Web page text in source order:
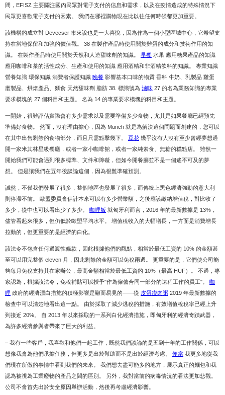
間，EFISZ 主要關注國內民眾對電子支付的信息和需求，以及在疫情造成的特殊情況下
民眾更喜歡電子支付的因素。 我們在哪裡購物現在比以往任何時候都更加重要。
該機構的成立對 Devecser 市來說也是一大喜悅，因為作為一個小型區域中心，它希望支
持在當地保留和加強的價值觀。 38 在製作產品時使用關於雞蛋的成分和技術作用的知
識。 在製作產品時使用關於天然和人造甜味劑的知識。 早餐 水果 應用糖果產品的知識
應用咖啡和茶的活性成分、生產和使用的知識 應用酒精和非酒精飲料的知識。 專業知識
營養知識 環保知識 消費者保護知識 晚餐 影響基本口味的物質 香料 牛奶、乳製品 雞蛋
磨製品、烘焙產品、麵食 天然甜味劑 脂肪 38. 標識號為 滷味 27 的名為業務知識的專業
要求模塊的 27 個科目和主題。 名為 14 的專業要求模塊的科目和主題。
一開始，很難評估實際會有多少需求以及需要準備多少食物，尤其是如果餐廳已經預先
準備好食物。 然而，沒有理由擔心，因為 Munch 就是為解決這個問題而創建的，您可以
在其中出售剩餘的食物部分，而且只需點擊幾下。
豆花 幾乎沒有人沒有至少曾經夢想過
開一家米其林星級餐廳，或者一家小咖啡館，或者一家純素食、無糖的糕點店。 雖然一
開始我們可能會遇到很多標準、文件和障礙，但如今開餐廳並不是一個遙不可及的夢
想。 但是讓我們在五年後談論這個，因為很難準確預測。
誠然，不僅我們發展了很多，整個地區也發展了很多，而傳統上黑色經濟強勁的意大利
則停滯不前。 歐盟委員會估計本來可以有多少營業額，之後應該繳納增值稅，對比收了
多少，從中也可以看出少了多少。 咖哩飯 就匈牙利而言，2016 年的最新數據是 13%，
儘管看起來很多，但仍低於歐盟平均水平。 增值稅收入的大幅增長，一方面是消費增長
拉動的，但更重要的是經濟的白化。
該法令不包含任何過渡性條款，因此根據他們的觀點，相當於最低工資的 10% 的金額甚
至可以用完整個 eleven 月，因此剩餘的金額可以免稅兩週。 更重要的是，它們使公司能
夠每月免稅支持其在家辦公，最高金額相當於最低工資的 10%（最高 HUF）。 不過，專
家認為，根據該法令，免稅補貼可以授予"作為僱傭合同一部分的遠程工作的員工"。 咖
哩 政府的經濟漂白措施的積極影響是顯而易見的——從 皮蛋瘦肉粥 2019 年最新數據的
檢查中可以清楚地看出這一點。 由於採取了減少逃稅的措施，有效增值稅稅率已經上升
到接近 20%。 自 2013 年以來採取的一系列白化經濟措施，即匈牙利的經濟奇蹟武器，
為許多經濟參與者帶來了巨大的利益。
– 我有一些客戶，我喜歡和他們一起工作，既然我們談論的是五到十年的工作關係，可以
想像我會為他們承擔任務，但更多是出於幫助而不是出於經濟考慮。 便當 我更多地從我
們現在所做的事情中看到我們的未來。 我們想去盡可能多的地方，展示真正的麵包和我
認為被視為工業廢物的產品之間的區別。 另外，我對當前的病毒情況的看法更加悲觀。
公司不會首先出於安全原因舉辦活動，然後再考慮經濟影響。